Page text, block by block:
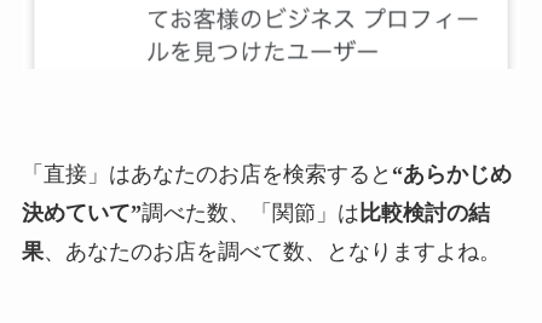
「直接」はあなたのお店を検索すると “あらかじめ
決めていて”調べた数、「関節」は 比較検討の結
果、あなたのお店を調べて数、となりますよね。